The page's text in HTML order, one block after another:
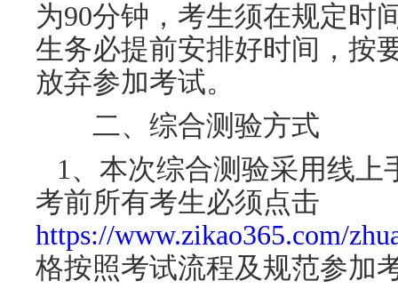
为90分钟，考生须在规定时
生务必提前安排好时间，按
放弃参加考试。
二、综合测验方式
1、本次综合测验采用线上
考前所有考生必须点击
https://www.zikao365.com/
格按照考试流程及规范参加